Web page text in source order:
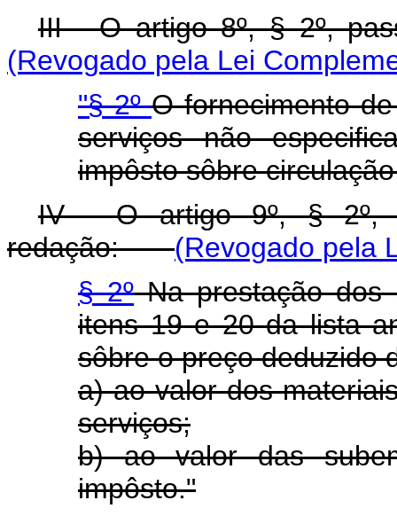
III - O artigo 8º, § 2º,
(Revogado pela Lei
"§ 2ºO fornecimento
serviços não
impôsto sôbre
IV - O artigo 9º, § 2º,
redação:(Revogado pela
§ 2ºNa prestação dos
itens 19 e 20 da lista
sôbre o preço deduzido
a) ao valor dos
serviços;
b) ao valor das
impôsto."